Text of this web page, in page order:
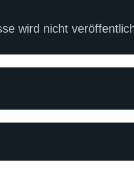
wird nicht